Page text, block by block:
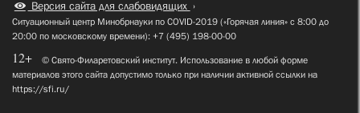
Версия сайта для слабовидящих
Ситуационный центр Минобрнауки по COVID-2019 («Горячая линия» с 8:00 до
20:00 по московскому времени): +7 (495) 198-00-00
12+
© Свято-Филаретовский институт. Использование в любой форме
материалов этого сайта допустимо только при наличии активной ссылки на
https://sfi.ru/